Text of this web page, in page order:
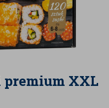
premium XXL